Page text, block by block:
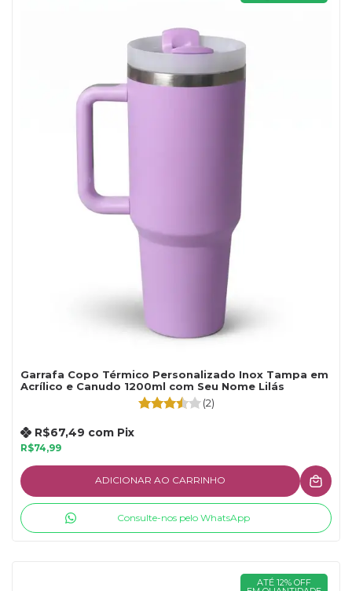
Garrafa Copo Térmico Personalizado Inox Tampa em
Acrílico e Canudo 1200ml com Seu Nome Lilás
(2)
R$74,99
R$67,49 com Pix
ADICIONAR AO CARRINHO
Consulte-nos pelo WhatsApp
ATÉ 12% OFF